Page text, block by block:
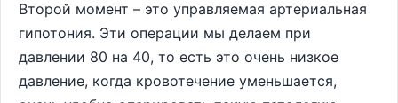
Второй момент – это управляемая артериальная
гипотония. Эти операции мы делаем при
давлении 80 на 40, то есть это очень низкое
давление, когда кровотечение уменьшается,